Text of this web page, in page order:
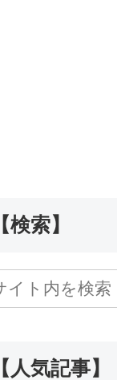
【検索】
【人気記事】